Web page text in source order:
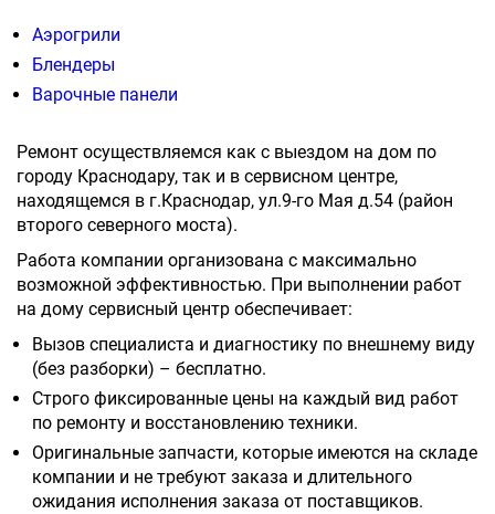
Аэрогрили
Блендеры
Варочные панели
Ремонт осуществляемся как с выездом на дом по
городу Краснодару, так и в сервисном центре,
находящемся в г.Краснодар, ул.9-го Мая д.54 (район
второго северного моста).
Работа компании организована с максимально
возможной эффективностью. При выполнении работ
на дому сервисный центр обеспечивает:
Вызов специалиста и диагностику по внешнему виду
(без разборки) – бесплатно.
Строго фиксированные цены на каждый вид работ
по ремонту и восстановлению техники.
Оригинальные запчасти, которые имеются на складе
компании и не требуют заказа и длительного
ожидания исполнения заказа от поставщиков.